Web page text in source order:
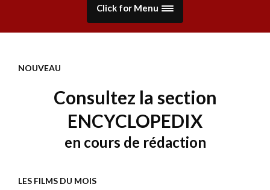
Click for Menu
NOUVEAU
Consultez la section
ENCYCLOPEDIX
en cours de rédaction
LES FILMS DU MOIS